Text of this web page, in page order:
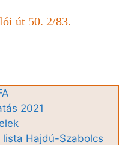
út 50. 2/83.
2021
lista Hajdú-Szabolcs